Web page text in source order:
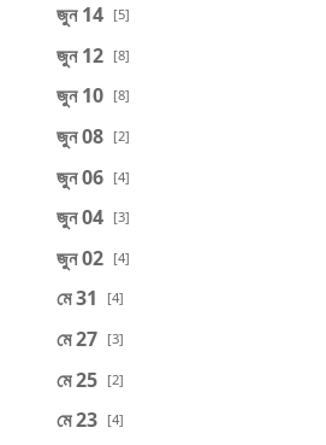
জুন 14 [5]
জুন 12 [8]
জুন 10 [8]
জুন 08 [2]
জুন 06 [4]
জুন 04 [3]
জুন 02 [4]
মে 31 [4]
মে 27 [3]
মে 25 [2]
মে 23 [4]